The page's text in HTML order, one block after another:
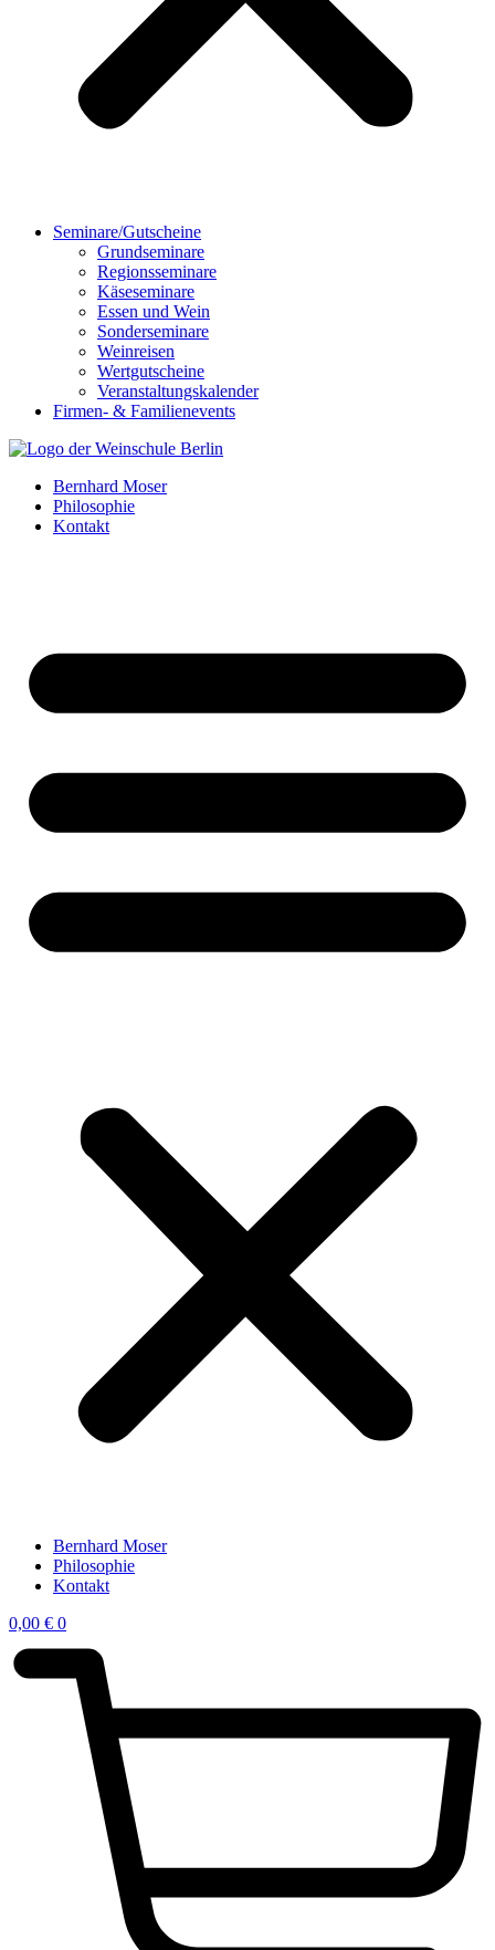
Seminare/Gutscheine
Grundseminare
Regionsseminare
Käseseminare
Essen und Wein
Sonderseminare
Weinreisen
Wertgutscheine
Veranstaltungskalender
Firmen- & Familienevents
Bernhard Moser
Philosophie
Kontakt
Bernhard Moser
Philosophie
Kontakt
0,00 € 0